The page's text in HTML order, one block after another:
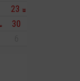
23
30